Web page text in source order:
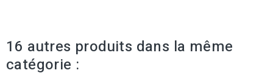
16 autres produits dans la même
catégorie :